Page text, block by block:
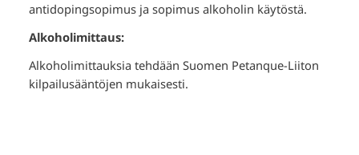
antidopingsopimus ja sopimus alkoholin käytöstä.
Alkoholimittaus:
Alkoholimittauksia tehdään Suomen Petanque-Liiton
kilpailusääntöjen mukaisesti.